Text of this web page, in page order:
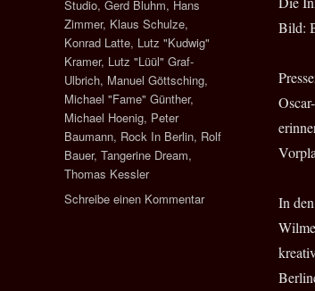
Bild:
In
Studio, Gerd Bluhm, Hans
Zimmer, Klaus Schulze,
Konrad Latte, Lutz "Kudwig"
Kramer, Lutz "Lüül" Graf-
Ulbrich, Manuel Göttsching,
Michael "Fame" Günther,
Michael Hoenig, Peter
Baumann, Rock In Berlin, Rolf
Bauer, Tangerine Dream,
Thomas Kessler
Schreibe einen Kommentarzu